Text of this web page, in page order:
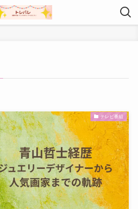
テレビ番組